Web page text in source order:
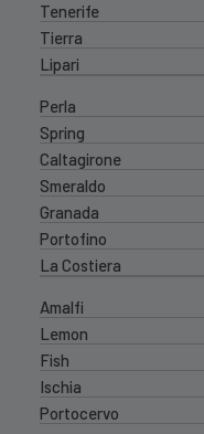
Tenerife
Tierra
Lipari
Perla
Spring
Caltagirone
Smeraldo
Granada
Portofino
La Costiera
Amalfi
Lemon
Fish
Ischia
Portocervo